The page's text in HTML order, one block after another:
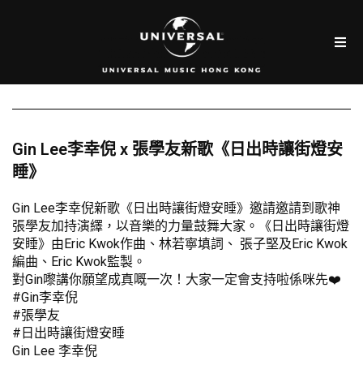
Gin Lee李幸倪 x 張學友新歌《日出時讓街燈安
睡》
Gin Lee李幸倪新歌《日出時讓街燈安睡》邀請邀請到歌神
張學友加持演繹，以音樂的力量鼓舞大家。《日出時讓街燈
安睡》由Eric Kwok作曲、林若寧填詞、 張子堅及Eric Kwok
編曲、Eric Kwok監製。
對Gin嚟講你願望成真嘅一次！大家一定會支持啦係咪先❤️
#Gin李幸倪
#張學友
#日出時讓街燈安睡
Gin Lee 李幸倪